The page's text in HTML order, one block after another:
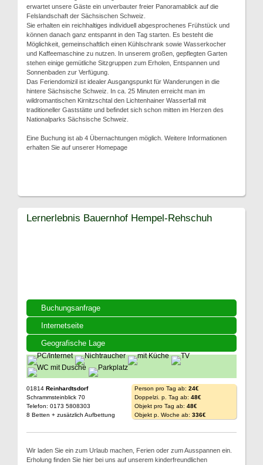
erwartet unsere Gäste ein unverbauter freier Panoramablick auf die
Felslandschaft der Sächsischen Schweiz.
Sie erhalten ein reichhaltiges individuell abgesprochenes Frühstück und
können danach ganz entspannt in den Tag starten. Es besteht die
Möglichkeit, gemeinschaftlich einen Kühlschrank sowie Wasserkocher
und Kaffeemaschine zu nutzen. In unserem großen, gepflegten Garten
stehen einige gemütliche Sitzgruppen zum Erholen, Entspannen und
Sonnenbaden zur Verfügung.
Das Feriendomizil ist idealer Ausgangspunkt für Wanderungen in die
hintere Sächsische Schweiz. In ca. 25 Minuten erreicht man im
wildromantischen Kirnitzschtal den Lichtenhainer Wasserfall mit
traditioneller Gaststätte und befindet sich schon mitten im Herzen des
Nationalparks Sächsische Schweiz.
Eine Buchung ist ab 4 Übernachtungen möglich. Weitere Informationen
erhalten Sie auf unserer Homepage
Buchungsanfrage
Internetseite
Geografische Lage
Lernerlebnis Bauernhof Hempel-Rehschuh
01814 Reinhardtsdorf
Schrammsteinblick 70
Telefon: 0173 5808303
8 Betten + zusätzlich Aufbettung
Person pro Tag ab: 24€
Doppelzi. p. Tag ab: 48€
Objekt pro Tag ab: 48€
Objekt p. Woche ab: 336€
Wir laden Sie ein zum Urlaub machen, Ferien oder zum Ausspannen ein.
Erholung finden Sie hier bei uns auf unserem kinderfreundlichen